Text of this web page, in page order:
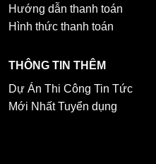
Hướng dẫn thanh toán
Hình thức thanh toán
THÔNG TIN THÊM
Dự Án Thi Công Tin Tức
Mới Nhất Tuyển dụng